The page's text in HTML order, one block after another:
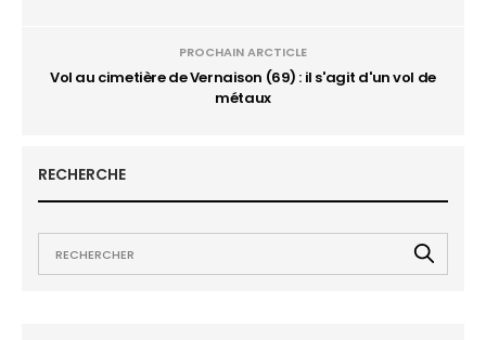
PROCHAIN ARCTICLE
Vol au cimetière de Vernaison (69) : il s'agit d'un vol de
métaux
RECHERCHE